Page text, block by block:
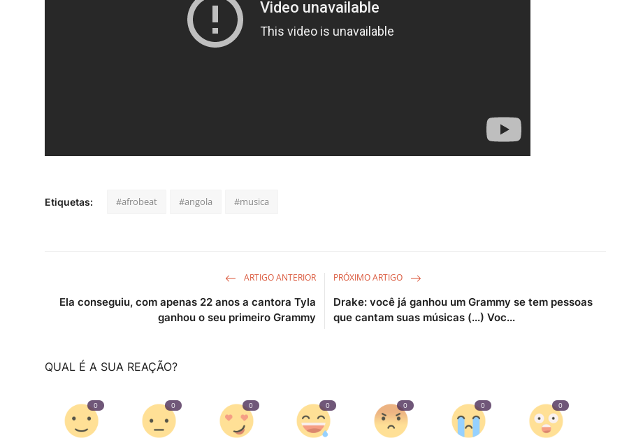
Etiquetas: #afrobeat #angola #musica
ARTIGO ANTERIOR
Ela conseguiu, com apenas 22 anos a cantora Tyla
ganhou o seu primeiro Grammy
PRÓXIMO ARTIGO
Drake: você já ganhou um Grammy se tem pessoas
que cantam suas músicas (...) Voc...
QUAL É A SUA REAÇÃO?
0 0 0 0 0 0 0